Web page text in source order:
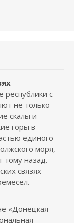
республики с
не только
скалы и
горы в
единого
моря,
тому назад.
связях
«Донецкая